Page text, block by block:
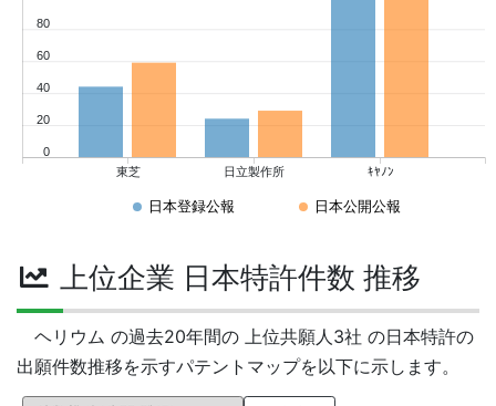
東芝 日立製作所 ｷﾔﾉﾝ
0
20
40
60
80
日本登録公報 日本公開公報
上位企業 日本特許件数 推移
ヘリウム の過去20年間の 上位共願人3社 の日本特許の
出願件数推移を示すパテントマップを以下に示します。